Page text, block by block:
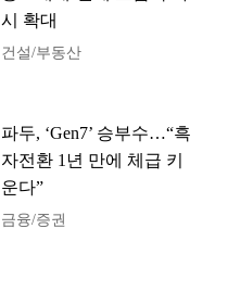
시 확대
건설/부동산
파두, ‘Gen7’ 승부수…“흑
자전환 1년 만에 체급 키
운다”
금융/증권